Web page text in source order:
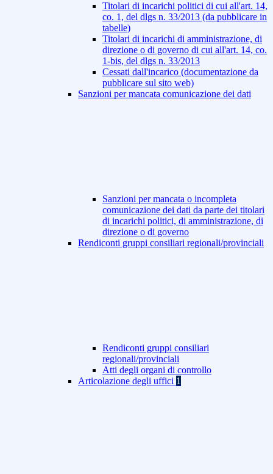
Titolari di incarichi politici di cui all'art. 14,
co. 1, del dlgs n. 33/2013 (da pubblicare in
tabelle)
Titolari di incarichi di amministrazione, di
direzione o di governo di cui all'art. 14, co.
1-bis, del dlgs n. 33/2013
Cessati dall'incarico (documentazione da
pubblicare sul sito web)
Sanzioni per mancata comunicazione dei dati
Sanzioni per mancata o incompleta
comunicazione dei dati da parte dei titolari
di incarichi politici, di amministrazione, di
direzione o di governo
Rendiconti gruppi consiliari regionali/provinciali
Rendiconti gruppi consiliari
regionali/provinciali
Atti degli organi di controllo
Articolazione degli uffici 1